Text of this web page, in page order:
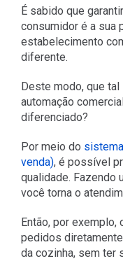
É sabido que
consumidor é a sua
estabelecimento
diferente.
Deste modo, que
automação
diferenciado?
Por meio do
venda), é possível
qualidade. Fazendo
você torna o
Então, por
pedidos
da cozinha, sem ter